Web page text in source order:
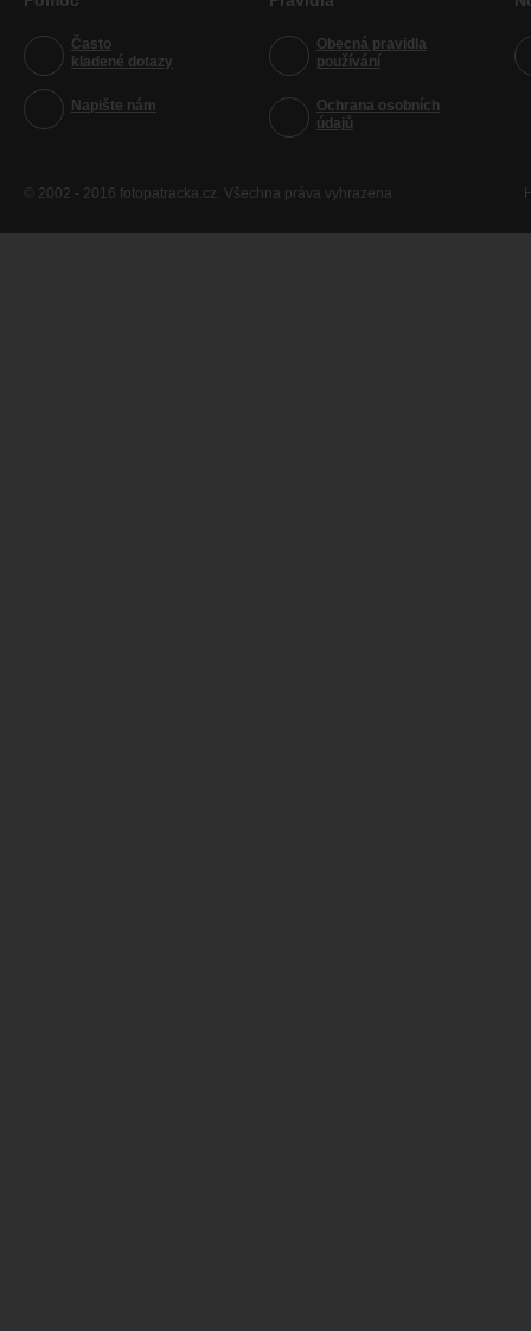
Často
kladené dotazy
Napište nám
Obecná pravidla
používání
Ochrana osobních
údajů
© 2002 - 2016 fotopatracka.cz. Všechna práva vyhrazena